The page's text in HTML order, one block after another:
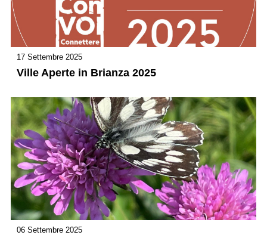
17 Settembre 2025
Ville Aperte in Brianza 2025
06 Settembre 2025